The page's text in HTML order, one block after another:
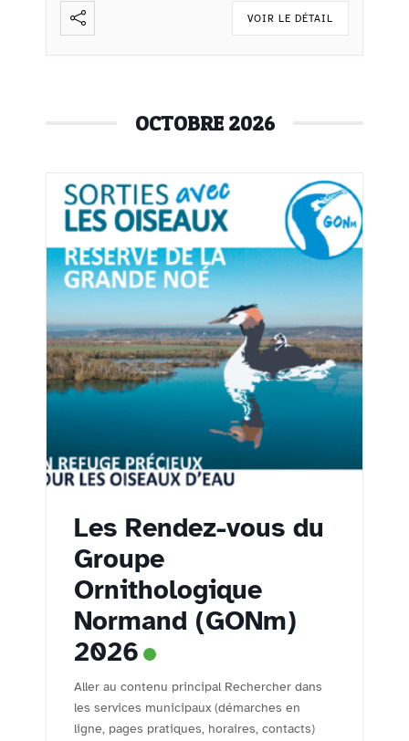
VOIR LE DÉTAIL
OCTOBRE 2026
Les Rendez-vous du
Groupe
Ornithologique
Normand (GONm)
2026
Aller au contenu principal Rechercher dans
les services municipaux (démarches en
ligne, pages pratiques, horaires, contacts)